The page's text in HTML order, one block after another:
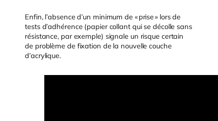
Enfin, l’absence d’un minimum de « prise » lors de
tests d’adhérence (papier collant qui se décolle sans
résistance, par exemple) signale un risque certain
de problème de fixation de la nouvelle couche
d’acrylique.